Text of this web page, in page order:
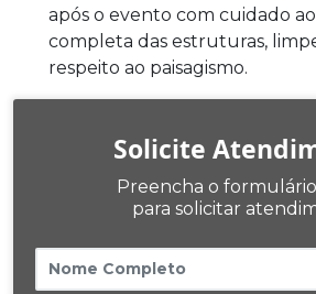
após o evento com cuidado
completa das estruturas,
respeito ao paisagismo.
Solicite
Preencha o
para solicitar